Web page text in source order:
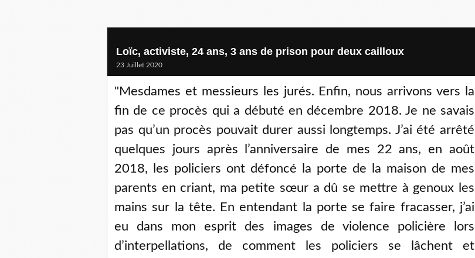
Loïc, activiste, 24 ans, 3 ans de prison pour deux cailloux
23 Juillet 2020
"Mesdames et messieurs les jurés. Enfin, nous arrivons vers la
fin de ce procès qui a débuté en décembre 2018. Je ne savais
pas qu’un procès pouvait durer aussi longtemps. J’ai été arrêté
quelques jours après l’anniversaire de mes 22 ans, en août
2018, les policiers ont défoncé la porte de la maison de mes
parents en criant, ma petite sœur a dû se mettre à genoux les
mains sur la tête. En entendant la porte se faire fracasser, j’ai
eu dans mon esprit des images de violence policière lors
d’interpellations, de comment les policiers se lâchent et